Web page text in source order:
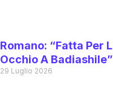
Romano: “Fatta Per
Occhio A Badiashile”
29 Luglio 2026